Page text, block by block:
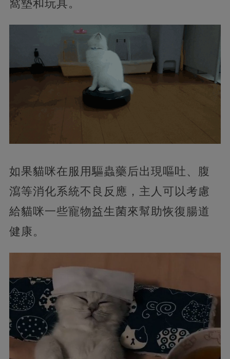
窩墊和玩具。
如果貓咪在服用驅蟲藥后出現嘔吐、腹
瀉等消化系統不良反應，主人可以考慮
給貓咪一些寵物益生菌來幫助恢復腸道
健康。